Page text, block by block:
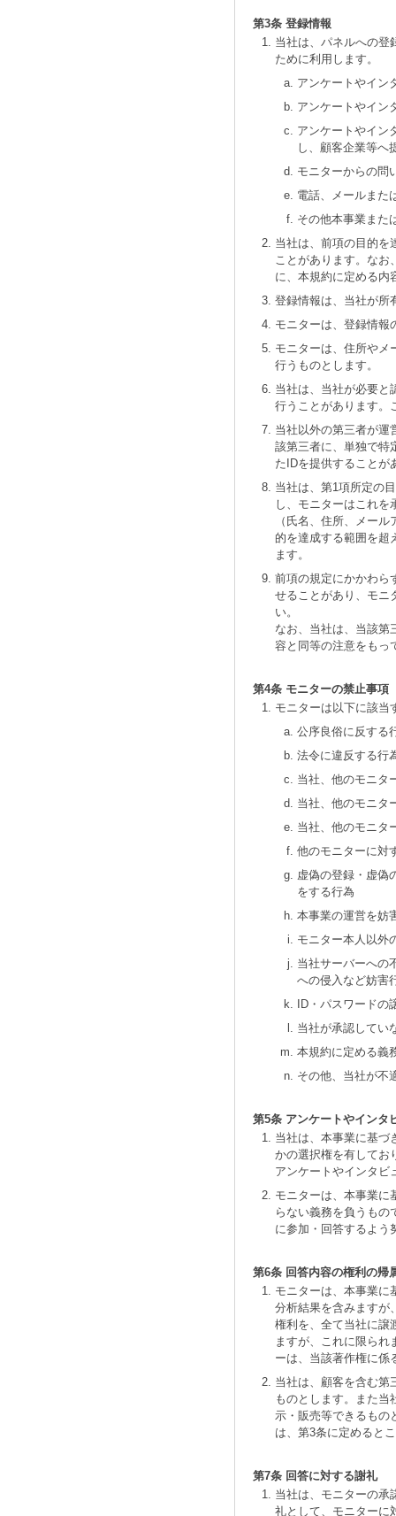
第3条 登録情報
当社は、パネルへの登
ために利用します。
アンケートやイン
アンケートやイン
アンケートやイン
し、顧客企業等へ
モニターからの問
電話、メールまた
その他本事業また
当社は、前項の目的を
ことがあります。なお
に、本規約に定める内
登録情報は、当社が所
モニターは、登録情報
モニターは、住所やメ
行うものとします。
当社は、当社が必要と
行うことがあります。
当社以外の第三者が運
該第三者に、単独で特
たIDを提供することが
当社は、第1項所定の
し、モニターはこれを
（氏名、住所、メー
的を達成する範囲を超
ます。
前項の規定にかかわら
せることがあり、モニ
い。
なお、当社は、当該第
容と同等の注意をもっ
第4条 モニターの禁止事項
モニターは以下に該当
公序良俗に反する
法令に違反する行
当社、他のモニタ
当社、他のモニタ
当社、他のモニタ
他のモニターに対
虚偽の登録・虚偽
をする行為
本事業の運営を妨
モニター本人以外
当社サーバーへの
への侵入など妨害
ID・パスワード
当社が承認してい
本規約に定める義
その他、当社が不
第5条 アンケートやインタ
当社は、本事業に基づ
かの選択権を有してお
アンケートやインタビ
モニターは、本事業に
らない義務を負うもの
に参加・回答するよう
第6条 回答内容の権利の帰
モニターは、本事業に
分析結果を含みますが
権利を、全て当社に譲
ますが、これに限られ
ーは、当該著作権に係
当社は、顧客を含む第
ものとします。また当
示・販売等できるもの
は、第3条に定めると
第7条 回答に対する謝礼
当社は、モニターの承
礼として、モニターに